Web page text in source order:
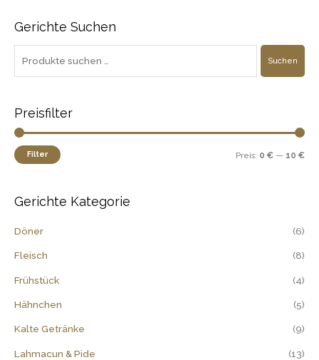
Gerichte Suchen
S
u
a
h
Suchen
Preisfilter
ia
Filter Preis: 0 € — 10 €
Gerichte Kategorie
Döner (6)
Fleisch (8)
Frühstück (4)
Hähnchen (5)
Kalte Getränke (9)
Lahmacun & Pide (13)